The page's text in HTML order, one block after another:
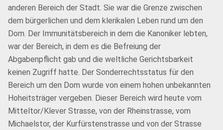
anderen Bereich der Stadt. Sie war die Grenze zwischen
dem bürgerlichen und dem klerikalen Leben rund um den
Dom. Der Immunitätsbereich in dem die Kanoniker lebten,
war der Bereich, in dem es die Befreiung der
Abgabenpflicht gab und die weltliche Gerichtsbarkeit
keinen Zugriff hatte. Der Sonderrechtsstatus für den
Bereich um den Dom wurde von einem hohen unbekannten
Hoheitsträger vergeben. Dieser Bereich wird heute vom
Mitteltor/Klever Strasse, von der Rheinstrasse, vom
Michaelstor, der Kurfürstenstrasse und von der Strasse